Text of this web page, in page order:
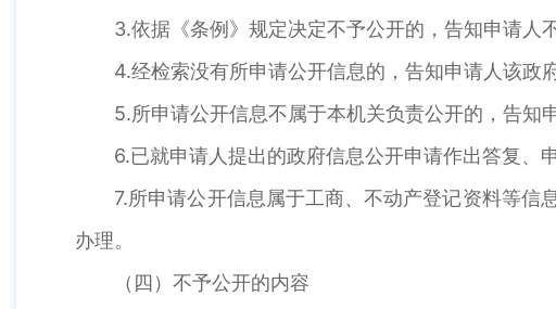
3.依据《条例》规定决定不予公开的，告知申请人
4.经检索没有所申请公开信息的，告知申请人该政
5.所申请公开信息不属于本机关负责公开的，告知
6.已就申请人提出的政府信息公开申请作出答复、
7.所申请公开信息属于工商、不动产登记资料等信
办理。
（四）不予公开的内容